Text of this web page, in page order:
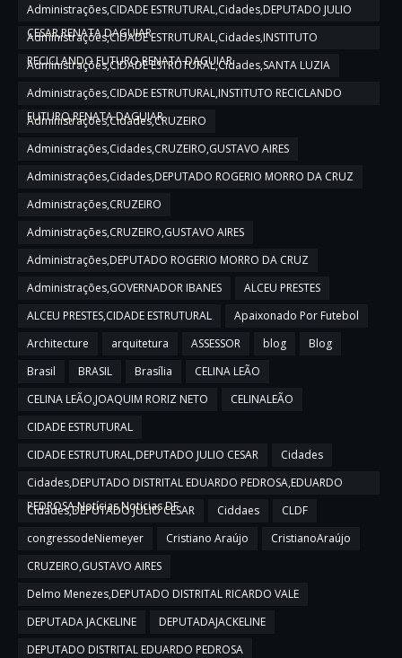
Administrações,CIDADE ESTRUTURAL,Cidades,DEPUTADO JULIO
CESAR,RENATA DAGUIAR
Administrações,CIDADE ESTRUTURAL,Cidades,INSTITUTO
RECICLANDO FUTURO,RENATA DAGUIAR
Administrações,CIDADE ESTRUTURAL,Cidades,SANTA LUZIA
Administrações,CIDADE ESTRUTURAL,INSTITUTO RECICLANDO
FUTURO,RENATA DAGUIAR
Administrações,Cidades,CRUZEIRO
Administrações,Cidades,CRUZEIRO,GUSTAVO AIRES
Administrações,Cidades,DEPUTADO ROGERIO MORRO DA CRUZ
Administrações,CRUZEIRO
Administrações,CRUZEIRO,GUSTAVO AIRES
Administrações,DEPUTADO ROGERIO MORRO DA CRUZ
Administrações,GOVERNADOR IBANES
ALCEU PRESTES
ALCEU PRESTES,CIDADE ESTRUTURAL
Apaixonado Por Futebol
Architecture
arquitetura ASSESSOR blog
Blog
Brasil
BRASIL Brasília
CELINA LEÃO
CELINA LEÃO,JOAQUIM RORIZ NETO
CELINALEÃO
CIDADE ESTRUTURAL
CIDADE ESTRUTURAL,DEPUTADO JULIO CESAR
Cidades
Cidades,DEPUTADO DISTRITAL EDUARDO PEDROSA,EDUARDO
PEDROSA,Notícias,Noticias DF
Cidades,DEPUTADO JULIO CESAR Ciddaes
CLDF
congressodeNiemeyer
Cristiano Araújo
CristianoAraújo
CRUZEIRO,GUSTAVO AIRES
Delmo Menezes,DEPUTADO DISTRITAL RICARDO VALE
DEPUTADA JACKELINE
DEPUTADAJACKELINE
DEPUTADO DISTRITAL EDUARDO PEDROSA